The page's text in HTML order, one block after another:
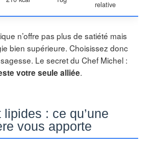
relative
n’offre pas plus de satiété mais
bien supérieure. Choisissez donc
Le secret du Chef Michel :
votre seule alliée.
: ce qu’une
vous apporte